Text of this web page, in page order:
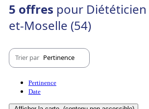
5 offres pour
et-Moselle (54)
Trier par Pertinence
Pertinence
Date